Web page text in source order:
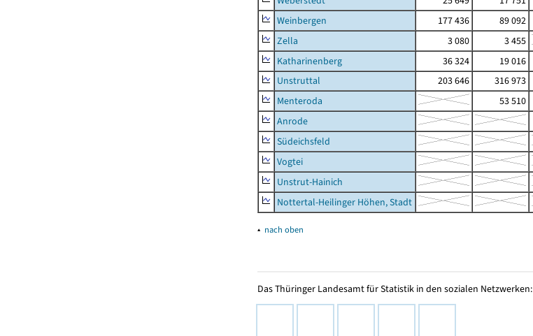
Weinbergen
177 436 89 092
Zella
3 080
3 455
Katharinenberg
36 324 19 016
Unstruttal
203 646 316 973
Menteroda
53 510
Anrode
Südeichsfeld
Vogtei
Unstrut-Hainich
Nottertal-Heilinger Höhen, Stadt
▴ nach oben
Das Thüringer Landesamt für Statistik in den sozialen Netzwerken: